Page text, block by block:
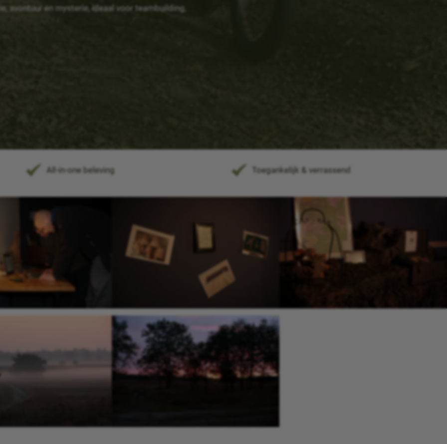
avontuur en mysterie, ideaal voor teambuilding,
All-in-one beleving Toegankelijk & verrassend